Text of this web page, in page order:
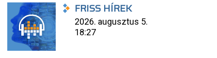
FRISS HÍREK
2026. augusztus 5.
18:27